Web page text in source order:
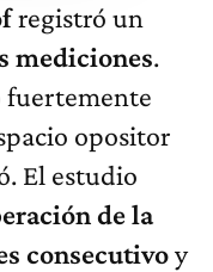
registró un
mediciones.
fuertemente
opositor
El estudio
de la
consecutivoy